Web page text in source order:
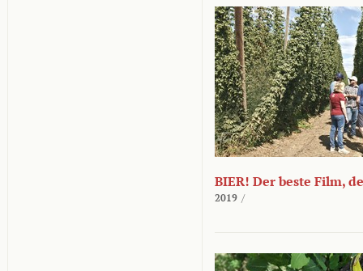
BIER! Der beste Film,
2019 /